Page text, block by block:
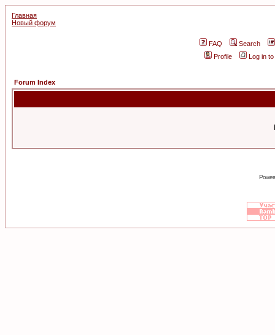
Главная
Новый форум
FAQ
Search
Profile
Log in
Forum Index